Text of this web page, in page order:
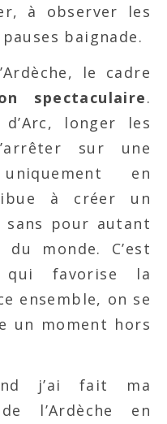
à observer les
baignade.
le cadre
spectaculaire.
longer les
sur une
en
à créer un
sans pour autant
monde. C’est
favorise la
ensemble, on se
un moment hors
j’ai fait ma
l’Ardèche en